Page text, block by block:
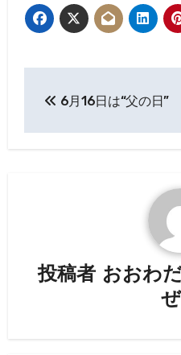
シ
6月16日は“父の日”
投稿者 おおわ
ぜ